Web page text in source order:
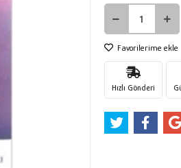
Favorilerime ekle
Hızlı Gönderi